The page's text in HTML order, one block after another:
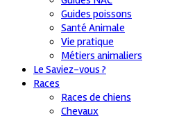
Guides poissons
Santé Animale
Vie pratique
Métiers animaliers
Le Saviez-vous ?
Races
Races de chiens
Chevaux